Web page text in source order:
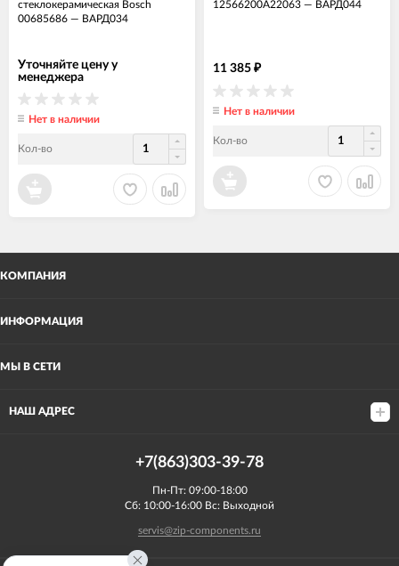
стеклокерамическая Bosch
00685686 — ВАРД034
Уточняйте цену у
менеджера
Нет в наличии
Кол-во
12566200A22063 — ВАРД044
11 385 ₽
Нет в наличии
Кол-во
КОМПАНИЯ
ИНФОРМАЦИЯ
МЫ В СЕТИ
НАШ АДРЕС
+7(863)303-39-78
Пн-Пт: 09:00-18:00
Сб: 10:00-16:00 Вс: Выходной
servis@zip-components.ru